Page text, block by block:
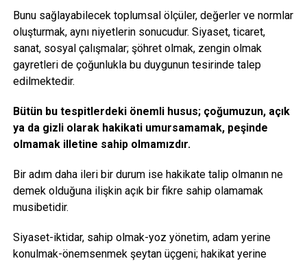
Bunu sağlayabilecek toplumsal ölçüler, değerler ve normlar
oluşturmak, aynı niyetlerin sonucudur. Siyaset, ticaret,
sanat, sosyal çalışmalar; şöhret olmak, zengin olmak
gayretleri de çoğunlukla bu duygunun tesirinde talep
edilmektedir.
Bütün bu tespitlerdeki önemli husus; çoğumuzun, açık
ya da gizli olarak hakikati umursamamak, peşinde
olmamak illetine sahip olmamızdır.
Bir adım daha ileri bir durum ise hakikate talip olmanın ne
demek olduğuna ilişkin açık bir fikre sahip olamamak
musibetidir.
Siyaset-iktidar, sahip olmak-yoz yönetim, adam yerine
konulmak-önemsenmek şeytan üçgeni; hakikat yerine